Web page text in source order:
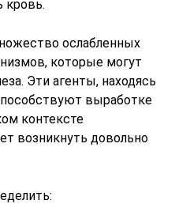
кровь.
ослабленных
которые могут
Эти агенты, находясь
выработке
контексте
возникнуть довольно